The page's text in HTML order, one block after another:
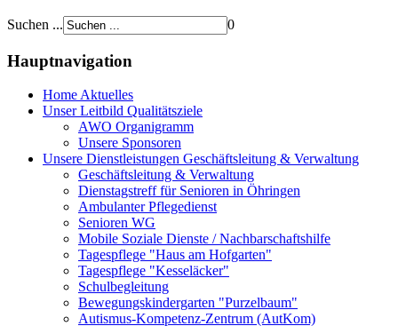
Suchen ... 0
Hauptnavigation
Home Aktuelles
Unser Leitbild Qualitätsziele
AWO Organigramm
Unsere Sponsoren
Unsere Dienstleistungen Geschäftsleitung & Verwaltung
Geschäftsleitung & Verwaltung
Dienstagstreff für Senioren in Öhringen
Ambulanter Pflegedienst
Senioren WG
Mobile Soziale Dienste / Nachbarschaftshilfe
Tagespflege "Haus am Hofgarten"
Tagespflege "Kesseläcker"
Schulbegleitung
Bewegungskindergarten "Purzelbaum"
Autismus-Kompetenz-Zentrum (AutKom)